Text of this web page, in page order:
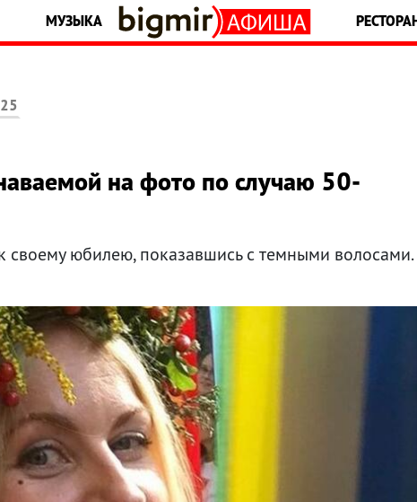
МУЗЫКА
на фото по случаю 50-
своему юбилею, показавшись с темными волосами.